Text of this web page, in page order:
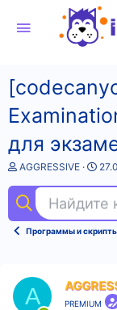
для
А
т
о
т
AGGRESSlVE
Д
а
н
а
а
Программы и
A PREMIUM